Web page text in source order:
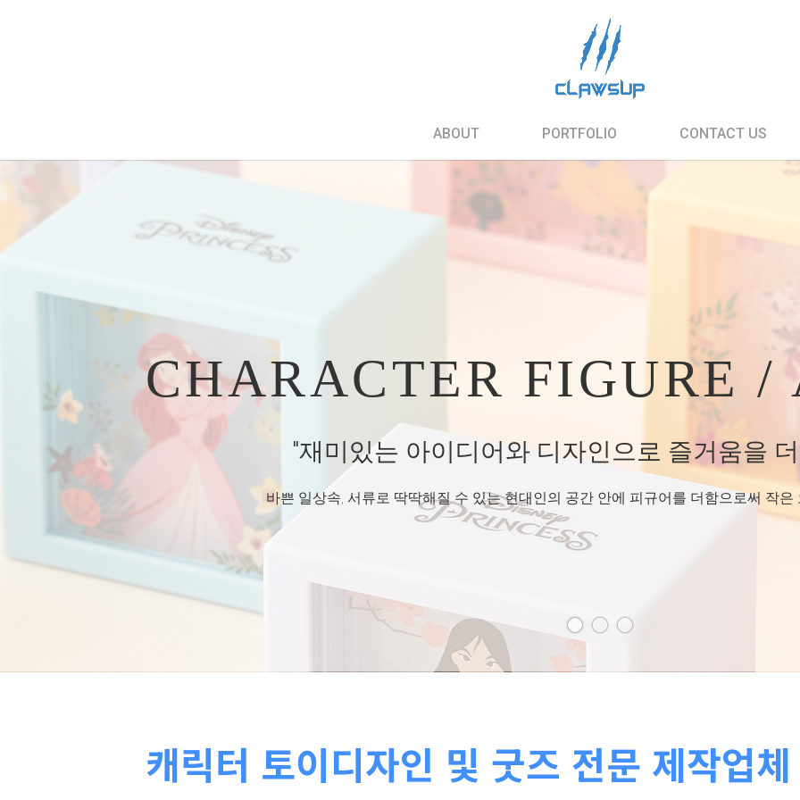
ABOUT PORTFOLIO CONTACT US
CHARACTER FIGURE /
"재미있는 아이디어와 디자인으로 즐거움을
바쁜 일상속, 서류로 딱딱해질 수 있는 현대인의 공간 안에 피규어를 더함으로써 작은
CHARACTER FIGURE
"재미있는 아이디어와 디자인으로 즐거움을 더
바쁜 일상속, 서류로 딱딱해질 수 있는 현대인의 공간 안에 피규어를 더함으로써 작은 오
CHARACTER FIGURE
"재미있는 아이디어와 디자인으로 즐거움을 더
바쁜 일상속, 서류로 딱딱해질 수 있는 현대인의 공간 안에 피규어를 더함으로써 작은 오
캐릭터 토이디자인 및 굿즈 전문 제작업